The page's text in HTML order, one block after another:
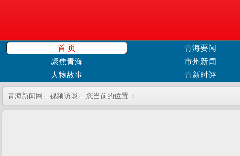
首 页 青海要闻
聚焦青海
市州新闻
人物故事
青新时评
青海新闻网← ← 您当前的位置 ：
视频访谈